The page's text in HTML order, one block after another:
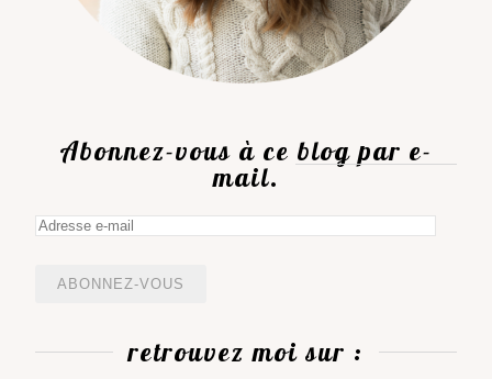
Abonnez-vous à ce blog par e-
mail.
Adresse
mail
retrouvez moi sur :